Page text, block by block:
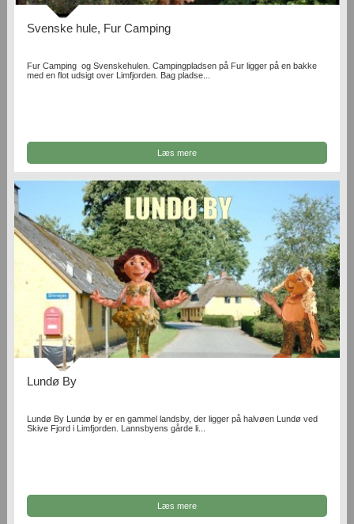
Svenske hule, Fur Camping
Fur Camping og Svenskehulen. Campingpladsen på Fur ligger på en bakke
med en flot udsigt over Limfjorden. Bag pladse...
Læs mere
Lundø By
Lundø By Lundø by er en gammel landsby, der ligger på halvøen Lundø ved
Skive Fjord i Limfjorden. Lannsbyens gårde li...
Læs mere